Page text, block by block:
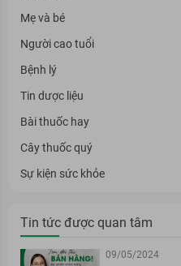
Mẹ và bé
Người cao tuổi
Bệnh lý
Tin dược liệu
Bài thuốc hay
Cây thuốc quý
Sự kiện sức khỏe
Tin tức được quan tâm
09/05/2024